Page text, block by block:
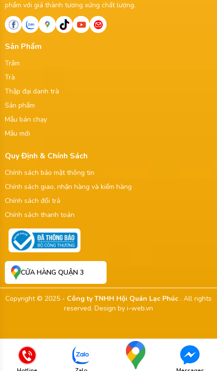
phẩm với giá thành tương xứng chất lượng.
Sản Phẩm
Trầm
Trà
Thập đại danh trà
Sản phẩm
Mẫu bán chạy
Mẫu mới
Quy Định & Chính Sách
Chính sách bảo mật thông tin
Chính sách giao, nhận hàng và kiểm hàng
Chính sách đổi trả
Chính sách thanh toán
CỬA HÀNG QUẬN 3
Copyright © 2025 - Công ty TNHH Hội Quán Lạc Phúc . All rights
reserved. Design by i-web.vn